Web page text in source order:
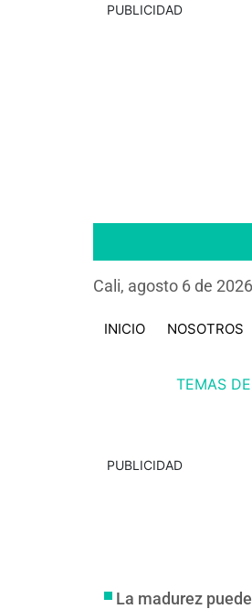
PUBLICIDAD
Cali, agosto 6 de
INICIO NOSOTROS
TEMAS
PUBLICIDAD
La madurez